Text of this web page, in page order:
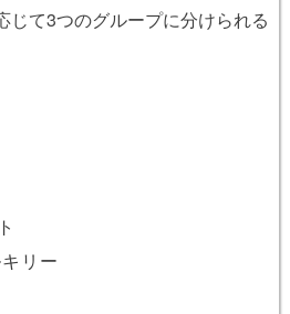
じて3つのグループに分けられる
リー